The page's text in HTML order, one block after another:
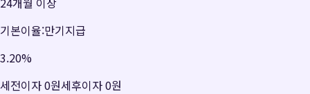
기본이율:만기지급
3.20%
세전이자0원세후이자0원